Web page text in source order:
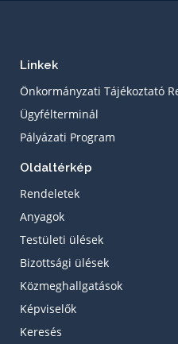
Linkek
Önkormányzati Tájékoztató
Ügyfélterminál
Pályázati Program
Oldaltérkép
Rendeletek
Anyagok
Testületi ülések
Bizottsági ülések
Közmeghallgatások
Képviselők
Keresés